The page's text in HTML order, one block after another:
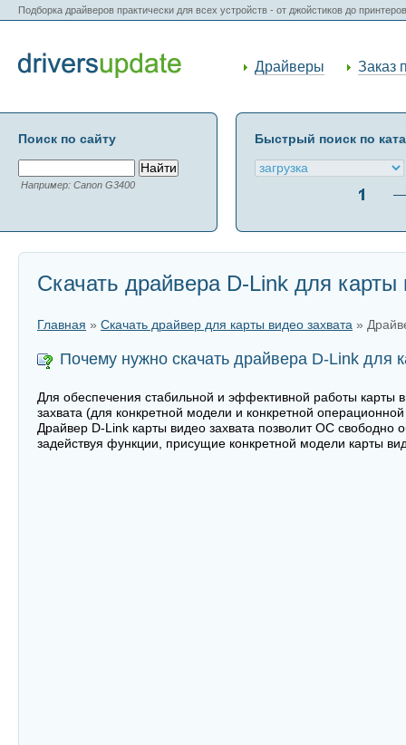
Подборка драйверов практически для всех устройств - от джойстиков до
Драйверы Заказ
Поиск по сайту
Например: Canon G3400
Быстрый поиск по
Скачать драйвера D-Link для карты
Главная » Скачать драйвер для карты видео захвата »
Почему нужно скачать драйвера D-Link для
Для обеспечения стабильной и эффективной работы карты
захвата (для конкретной модели и конкретной
Драйвер D-Link карты видео захвата позволит ОС свободно
задействуя функции, присущие конкретной модели карты